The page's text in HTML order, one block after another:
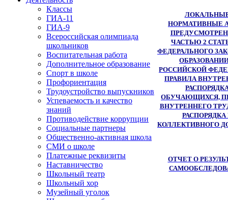
Классы
ГИА-11
ГИА-9
Всероссийская олимпиада
школьников
Воспитательная работа
Дополнительное образование
Спорт в школе
Профориентация
Трудоустройство выпускников
Успеваемость и качество
знаний
Противодействие коррупции
Социальные партнеры
Общественно-активная школа
СМИ о школе
Платежные реквизиты
Наставничество
Школьный театр
Школьный хор
Музейный уголок
НОРМАТИВНЫЕ
ЧАСТЬЮ 2
ФЕДЕРАЛЬНОГО
РОССИЙСКОЙ
ПРАВИЛА
ОБУЧАЮЩИХСЯ,
ВНУТРЕННЕГО
РАСПОРЯДКА
КОЛЛЕКТИВНОГО
ОТЧЕТ О